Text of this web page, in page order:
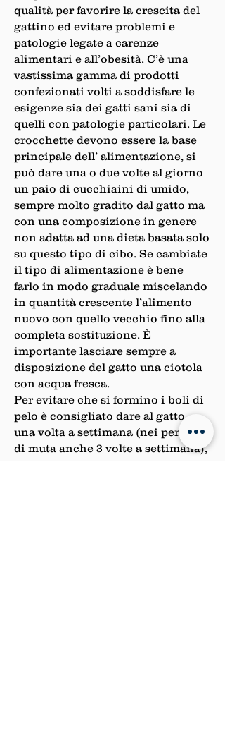
qualità per favorire la crescita del
gattino ed evitare problemi e
patologie legate a carenze
alimentari e all’obesità. C’è una
vastissima gamma di prodotti
confezionati volti a soddisfare le
esigenze sia dei gatti sani sia di
quelli con patologie particolari. Le
crocchette devono essere la base
principale dell’ alimentazione, si
può dare una o due volte al giorno
un paio di cucchiaini di umido,
sempre molto gradito dal gatto ma
con una composizione in genere
non adatta ad una dieta basata solo
su questo tipo di cibo. Se cambiate
il tipo di alimentazione è bene
farlo in modo graduale miscelando
in quantità crescente l’alimento
nuovo con quello vecchio fino alla
completa sostituzione. È
importante lasciare sempre a
disposizione del gatto una ciotola
con acqua fresca.
Per evitare che si formino i boli di
pelo è consigliato dare al gatto,
una volta a settimana (nei periodi
di muta anche 3 volte a settimana),